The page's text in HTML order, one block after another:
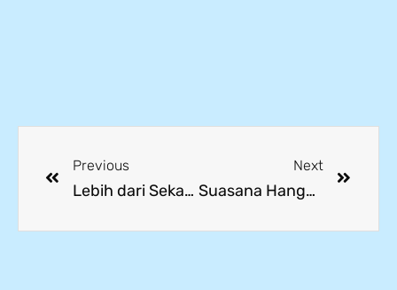
Previous
Lebih dari Sekadar Orientasi: MPLS 2025 SMK Mitra Industri MM2100 & 03 Hadirkan Pengalaman Bermakna bagi 1.136 Siswa Baru
Next
Suasana Hangat Silaturahmi antara Dua Yayasan Pendidikan: Mitra Industri Mandiri dan Al Mizan